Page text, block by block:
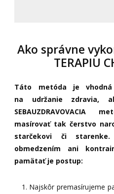
Ako správne
TERAPIU
Táto metóda je vhodná
na udržanie zdravia,
SEBAUZDRAVOVACIA
masírovať tak čerstvo
starčekovi či
obmedzením ani
pamätať je postup:
Najskôr premasírujeme